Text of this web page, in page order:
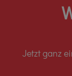
Jetzt ganz